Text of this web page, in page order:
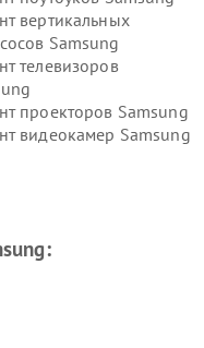
вертикальных
Samsung
телевизоров
проекторов Samsung
видеокамер Samsung